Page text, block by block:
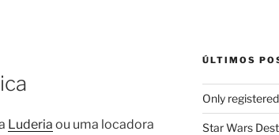
Luderia ou uma locadora
ÚLTIMOS
Only
Star Wars